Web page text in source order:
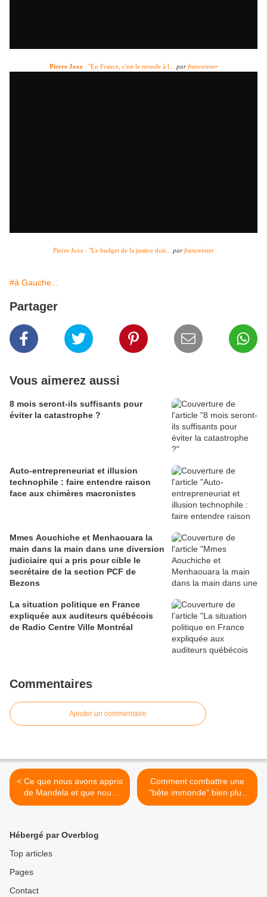
Pierre Joxe : "En France, c'est le monde à l... parfranceinter
Pierre Joxe : "Le budget de la justice doit... parfranceinter
#à Gauche...
Partager
Vous aimerez aussi
8 mois seront-ils suffisants pour
éviter la catastrophe ?
Auto-entrepreneuriat et illusion
technophile : faire entendre raison
face aux chimères macronistes
Mmes Aouchiche et Menhaouara la
main dans la main dans une diversion
judiciaire qui a pris pour cible le
secrétaire de la section PCF de
Bezons
La situation politique en France
expliquée aux auditeurs québécois
de Radio Centre Ville Montréal
Commentaires
Ajouter un commentaire
< Ce que nous avons appris
de Mandela et que nous
devons à l'avenir
Comment combattre une
"bête immonde" bien plus
sournoise qu'on ne le
Hébergé par Overblog
Top articles
Pages
Contact